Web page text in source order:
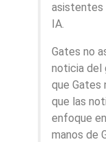
asistentes
IA.
Gates no
noticia del
que Gates
que las
enfoque
manos de